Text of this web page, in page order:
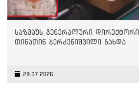
საზმაუს გენერალური
თინათინ ბერძენიშვილი გახდა
29.07.2026